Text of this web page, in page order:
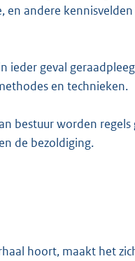
en andere
ieder geval
en technieken.
bestuur worden
de bezoldiging.
hoort, maakt het